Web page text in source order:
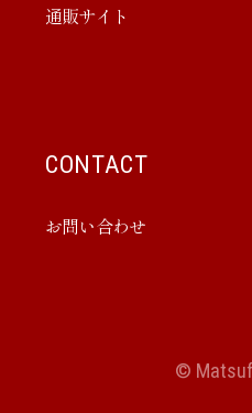
通販サイト
CONTACT
お問い合わせ
©